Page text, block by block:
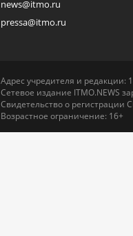
news@itmo.ru
pressa@itmo.ru
Адрес учредителя и редакции:
Сетевое издание ITMO.NEWS
Свидетельство о
Возрастное ограничение: 16+